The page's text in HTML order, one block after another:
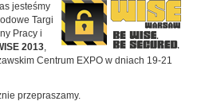
jesteśmy
Targi
Pracy i
2013,
Centrum EXPO w dniach 19-21
przepraszamy.